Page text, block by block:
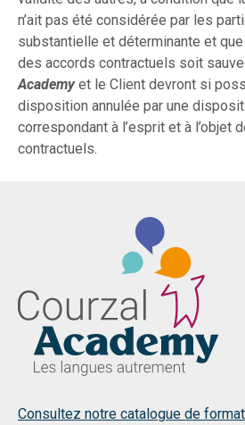
n’ait pas été considérée par les
substantielle et déterminante et que
des accords contractuels soit
Academyet le Client devront si
disposition annulée par une
correspondant à l’esprit et à l’objet
contractuels.
Consultez notre catalogue de